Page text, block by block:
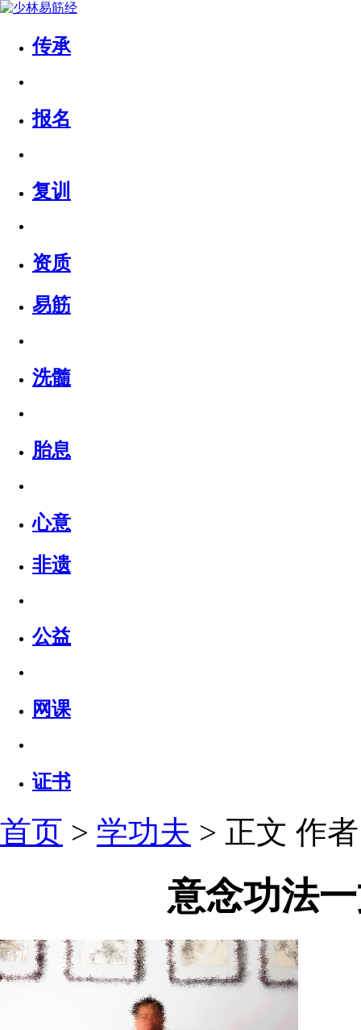
传承
报名
复训
资质
易筋
洗髓
胎息
心意
非遗
公益
网课
证书
首页 > 学功夫 > 正文 作
意念功法